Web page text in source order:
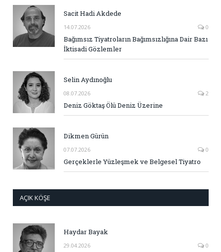
Sacit Hadi Akdede
14.07.2026 0
Bağımsız Tiyatroların Bağımsızlığına Dair Bazı
İktisadi Gözlemler
Selin Aydınoğlu
08.07.2026 2
Deniz Göktaş Ölü Deniz Üzerine
Dikmen Gürün
07.07.2026 0
Gerçeklerle Yüzleşmek ve Belgesel Tiyatro
AÇIK KÖŞE
Haydar Bayak
29.04.2026 0